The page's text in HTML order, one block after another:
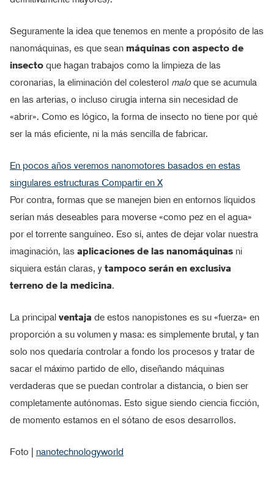
Seguramente la idea que tenemos en mente a propósito de las
nanomáquinas, es que sean máquinas con aspecto de
insecto que hagan trabajos como la limpieza de las
coronarias, la eliminación del colesterol malo que se acumula
en las arterias, o incluso cirugía interna sin necesidad de
«abrir». Como es lógico, la forma de insecto no tiene por qué
ser la más eficiente, ni la más sencilla de fabricar.
En pocos años veremos nanomotores basados en estas
singulares estructuras Compartir en X
Por contra, formas que se manejen bien en entornos líquidos
serían más deseables para moverse «como pez en el agua»
por el torrente sanguíneo. Eso sí, antes de dejar volar nuestra
imaginación, las aplicaciones de las nanomáquinas ni
siquiera están claras, y tampoco serán en exclusiva
terreno de la medicina.
La principal ventaja de estos nanopistones es su «fuerza» en
proporción a su volumen y masa: es simplemente brutal, y tan
solo nos quedaría controlar a fondo los procesos y tratar de
sacar el máximo partido de ello, diseñando máquinas
verdaderas que se puedan controlar a distancia, o bien ser
completamente autónomas. Esto sigue siendo ciencia ficción,
de momento estamos en el sótano de esos desarrollos.
Foto | nanotechnologyworld